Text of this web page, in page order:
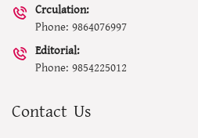
Crculation:
Phone: 9864076997
Editorial:
Phone: 9854225012
Contact Us